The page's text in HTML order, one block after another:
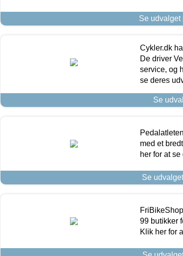
Se udvalget
Cykler.dk
De driver
service, og
se deres
Se
med et
her for at
Se
99 butikker
Klik her for